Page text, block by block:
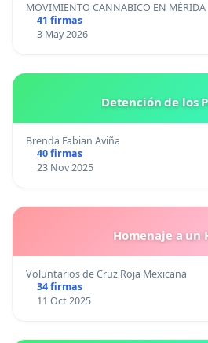
MOVIMIENTO CANNABICO EN MÉRIDA
41 firmas
3 May 2026
Detención de los
Brenda Fabian Aviña
40 firmas
23 Nov 2025
Homenaje a un
Voluntarios de Cruz Roja Mexicana
34 firmas
11 Oct 2025